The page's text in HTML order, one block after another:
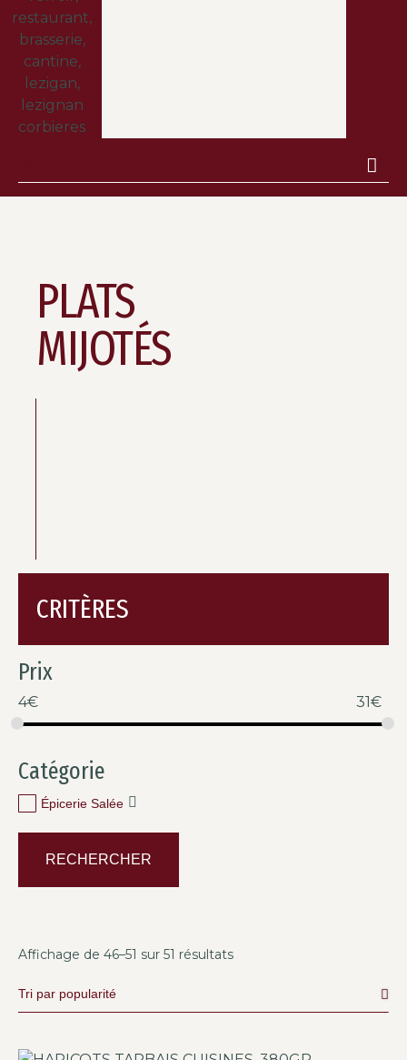
PLATS
MIJOTÉS
CRITÈRES
Prix
4€ 31€
Catégorie
Épicerie Salée
RECHERCHER
Affichage de 46–51 sur 51 résultats